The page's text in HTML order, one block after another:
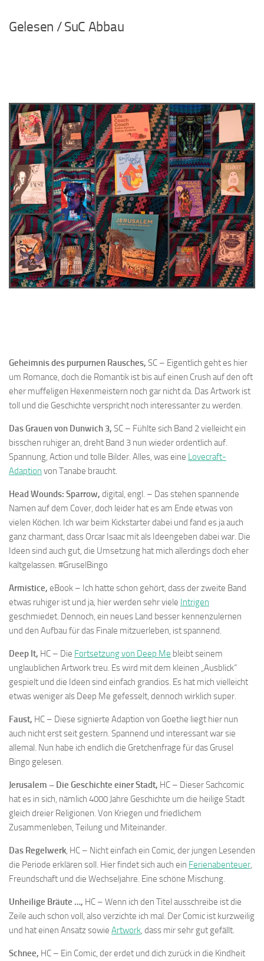
Gelesen / SuC Abbau
Geheimnis des purpurnen Rausches, SC – Eigentlich geht es hier
um Romance, doch die Romantik ist bis auf einen Crush auf den oft
eher muffeligen Hexenmeistern noch gar nicht da. Das Artwork ist
toll und die Geschichte verspricht noch interessanter zu werden.
Das Grauen von Dunwich 3, SC – Fühlte sich Band 2 vielleicht ein
bisschen ruhiger an, dreht Band 3 nun wieder ordentlich auf.
Spannung, Action und tolle Bilder. Alles, was eine Lovecraft-
Adaption von Tanabe braucht.
Head Wounds: Sparrow, digital, engl. – Das stehen spannende
Namen auf dem Cover, doch leider hat es am Ende etwas von
vielen Köchen. Ich war beim Kickstarter dabei und fand es ja auch
ganz charmant, dass Orcar Isaac mit als Ideengeben dabei war. Die
Ideen sind auch gut, die Umsetzung hat mich allerdings doch eher
kaltgelassen. #GruselBingo
Armistice, eBook – Ich hatte schon gehört, dass der zweite Band
etwas ruhiger ist und ja, hier werden sehr viele Intrigen
geschmiedet. Dennoch, ein neues Land besser kennenzulernen
und den Aufbau für das Finale mitzuerleben, ist spannend.
Deep It, HC – Die Fortsetzung von Deep Me bleibt seinem
unglaublichen Artwork treu. Es wird mit dem kleinen „Ausblick“
gespielt und die Ideen sind einfach grandios. Es hat mich vielleicht
etwas weniger als Deep Me gefesselt, dennoch wirklich super.
Faust, HC – Diese signierte Adaption von Goethe liegt hier nun
auch nicht erst seit gestern. Spannend und interessant war sie
allemal. Nun habe ich endlich die Gretchenfrage für das Grusel
Bingo gelesen.
Jerusalem – Die Geschichte einer Stadt, HC – Dieser Sachcomic
hat es in sich, nämlich 4000 Jahre Geschichte um die heilige Stadt
gleich dreier Religionen. Von Kriegen und friedlichem
Zusammenleben, Teilung und Miteinander.
Das Regelwerk, HC – Nicht einfach ein Comic, der jungen Lesenden
die Periode erklären soll. Hier findet sich auch ein Ferienabenteuer,
Freundschaft und die Wechseljahre. Eine schöne Mischung.
Unheilige Bräute …, HC – Wenn ich den Titel ausschreibe ist die
Zeile auch schon voll, also verzichte ich mal. Der Comic ist kurzweilig
und hat einen Ansatz sowie Artwork, dass mir sehr gut gefällt.
Schnee, HC – Ein Comic, der erdet und dich zurück in die Kindheit